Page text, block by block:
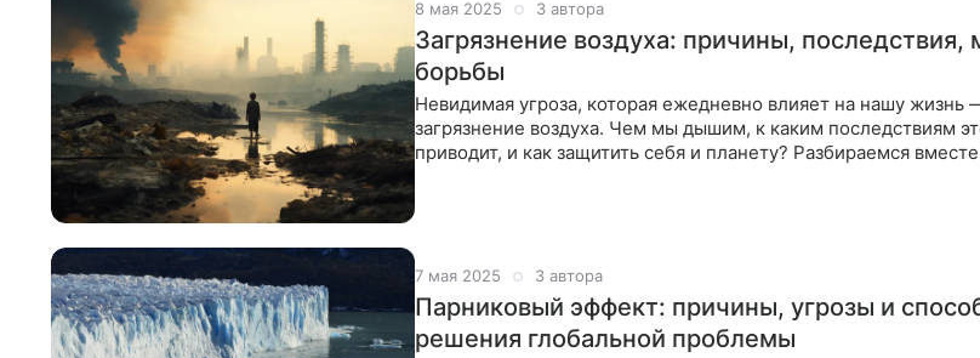
8 мая 2025 3 автора
Загрязнение воздуха: причины, последствия,
борьбы
Невидимая угроза, которая ежедневно влияет на нашу жизнь
загрязнение воздуха. Чем мы дышим, к каким последствиям
приводит, и как защитить себя и планету? Разбираемся
7 мая 2025 3 автора
Парниковый эффект: причины, угрозы и
решения глобальной проблемы